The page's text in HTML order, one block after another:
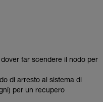
far scendere il nodo per
di arresto al sistema di
per un recupero